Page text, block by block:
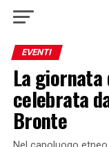
EVENTI
La giornata
celebrata
Bronte